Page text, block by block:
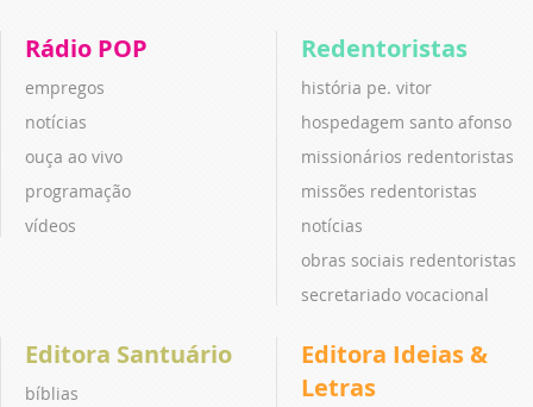
Rádio POP
empregos
notícias
ouça ao vivo
programação
vídeos
Redentoristas
história pe. vitor
hospedagem santo afonso
missionários redentoristas
missões redentoristas
notícias
obras sociais redentoristas
secretariado vocacional
Editora Santuário
bíblias
Editora Ideias &
Letras